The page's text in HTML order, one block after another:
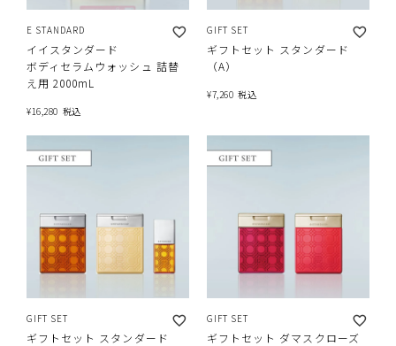
E STANDARD
イイスタンダード
ボディセラムウォッシュ 詰替
え用 2000mL
¥16,280 税込
GIFT SET
ギフトセット スタンダード
（A）
¥7,260 税込
GIFT SET
ギフトセット スタンダード
GIFT SET
ギフトセット ダマスクローズ